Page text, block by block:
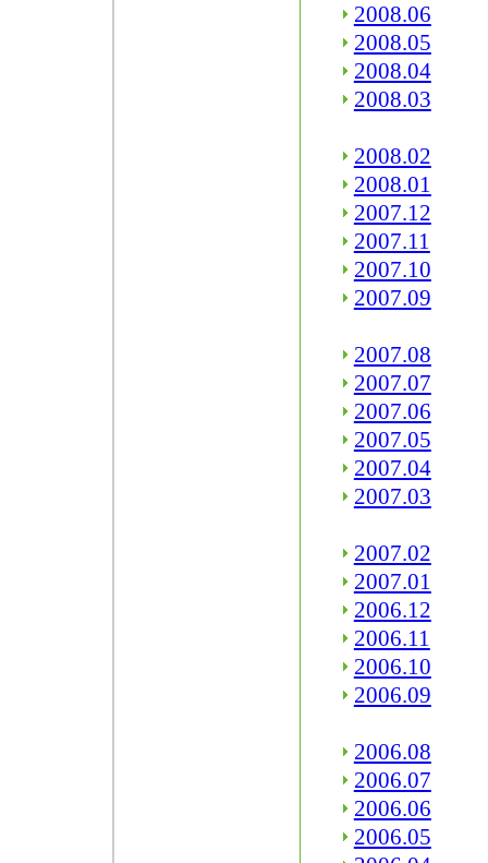
2008.06
2008.05
2008.04
2008.03
2008.02
2008.01
2007.12
2007.11
2007.10
2007.09
2007.08
2007.07
2007.06
2007.05
2007.04
2007.03
2007.02
2007.01
2006.12
2006.11
2006.10
2006.09
2006.08
2006.07
2006.06
2006.05